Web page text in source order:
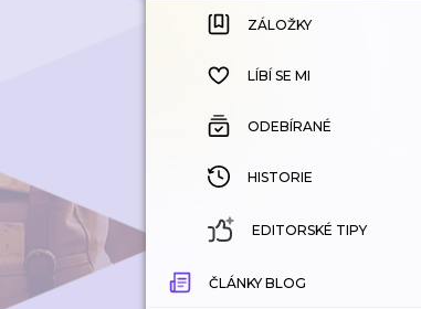
ZÁLOŽKY
HISTORIE
ZÁLOŽKY
LÍBÍ SE MI
ODEBÍRANÉ
HISTORIE
EDITORSKÉ TIPY
ČLÁNKY BLOG